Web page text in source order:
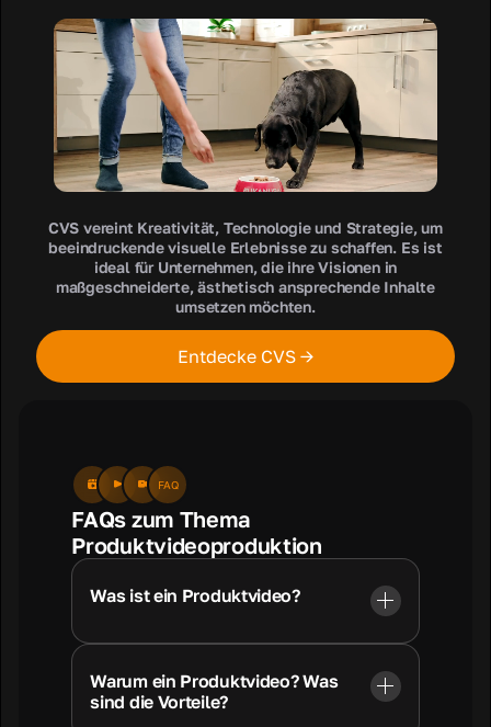
CVS vereint Kreativität, Technologie und Strategie, um
beeindruckende visuelle Erlebnisse zu schaffen. Es ist
ideal für Unternehmen, die ihre Visionen in
maßgeschneiderte, ästhetisch ansprechende Inhalte
umsetzen möchten.
Entdecke CVS →
FAQ
FAQs zum Thema
Produktvideoproduktion
Was ist ein Produktvideo?
Warum ein Produktvideo? Was
sind die Vorteile?